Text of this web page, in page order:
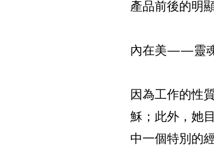
產品前後的明
內在美——靈
因為工作的性
穌；此外，她
中一個特別的